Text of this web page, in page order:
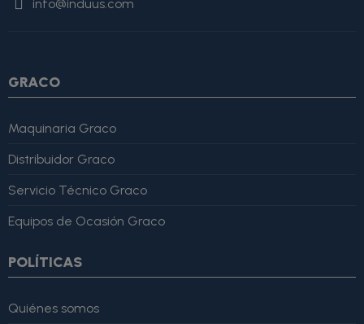
info@induus.com
GRACO
Maquinaria Graco
Distribuidor Graco
Servicio Técnico Graco
Equipos de Ocasión Graco
POLÍTICAS
Quiénes somos
Martínez" }, "reviewRating": { "@type": "Rating", "ratingValue":